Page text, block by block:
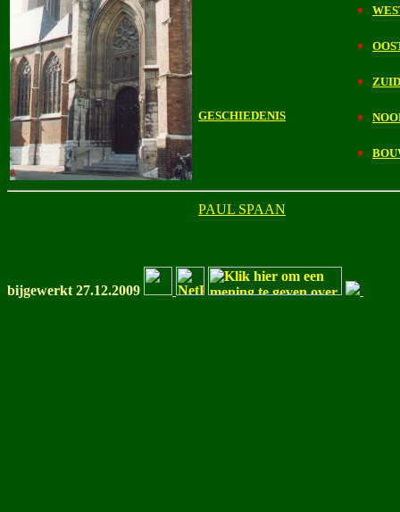
GESCHIEDENIS
PAUL SPAAN
bijgewerkt 27.12.2009